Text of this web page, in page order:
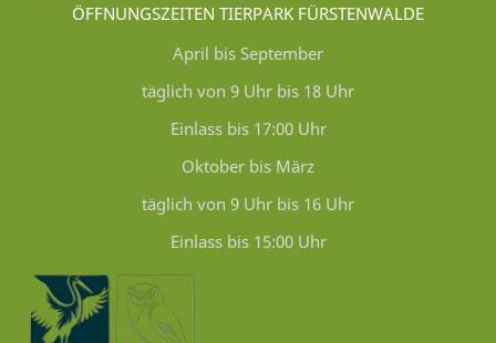
ÖFFNUNGSZEITEN TIERPARK FÜRSTENWALDE
April bis September
täglich von 9 Uhr bis 18 Uhr
Einlass bis 17:00 Uhr
Oktober bis März
täglich von 9 Uhr bis 16 Uhr
Einlass bis 15:00 Uhr